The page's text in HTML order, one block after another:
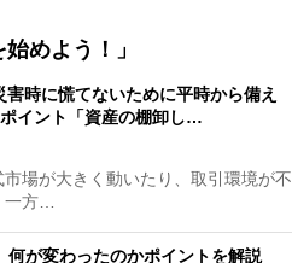
めよう！」
害時に慌てないために平時から備え
イント「資産の棚卸し…
場が大きく動いたり、取引環境が不
方…
何が変わったのかポイントを解説